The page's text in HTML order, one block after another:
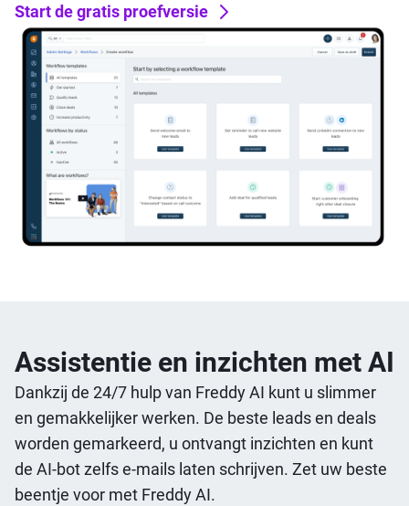
Start de gratis proefversie
Assistentie en inzichten met AI
Dankzij de 24/7 hulp van Freddy AI kunt u slimmer
en gemakkelijker werken. De beste leads en deals
worden gemarkeerd, u ontvangt inzichten en kunt
de AI-bot zelfs e-mails laten schrijven. Zet uw beste
beentje voor met Freddy AI.